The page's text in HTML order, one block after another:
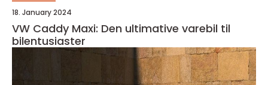
18. January 2024
VW Caddy Maxi: Den ultimative varebil til
bilentusiaster